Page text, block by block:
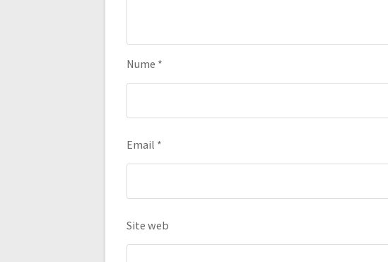
Nume *
Email *
Site web